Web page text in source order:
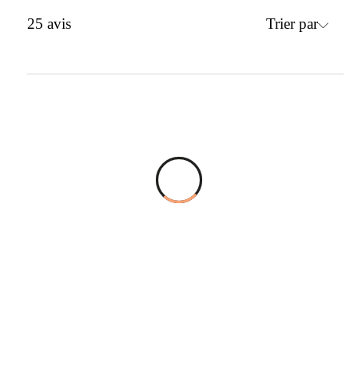
25 avis Trier par